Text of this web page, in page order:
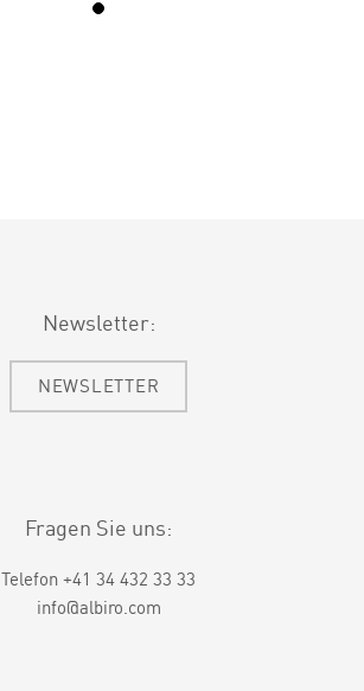
Newsletter:
NEWSLETTER
Fragen Sie uns:
Telefon +41 34 432 33 33
info@albiro.com